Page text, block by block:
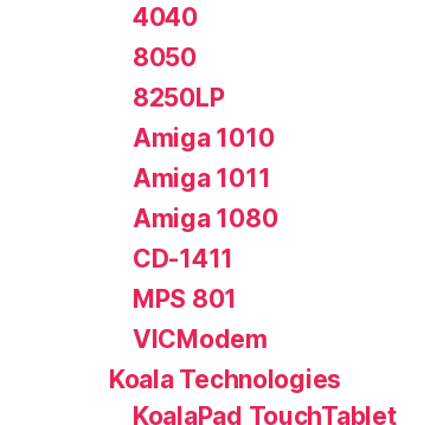
4040
8050
8250LP
Amiga 1010
Amiga 1011
Amiga 1080
CD-1411
MPS 801
VICModem
Koala Technologies
KoalaPad TouchTablet